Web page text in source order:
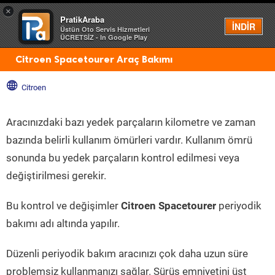
×
PratikAraba
Üstün Oto Servis Hizmetleri
ÜCRETSİZ - In Google Play
İNDİR
Menü
Citroen Spacetourer Araç Bakımı
Citroen
Aracınızdaki bazı yedek parçaların kilometre ve zaman
bazında belirli kullanım ömürleri vardır. Kullanım ömrü
sonunda bu yedek parçaların kontrol edilmesi veya
değiştirilmesi gerekir.
Bu kontrol ve değişimler Citroen Spacetourer periyodik
bakımı adı altında yapılır.
Düzenli periyodik bakım aracınızı çok daha uzun süre
problemsiz kullanmanızı sağlar. Sürüş emniyetini üst